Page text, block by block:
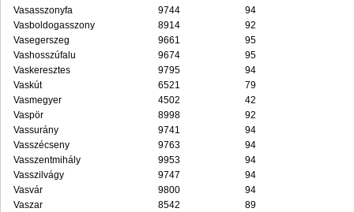
Vasasszonyfa
9744
94
Vasboldogasszony
8914
92
Vasegerszeg
9661
95
Vashosszúfalu
9674
95
Vaskeresztes
9795
94
Vaskút
6521
79
Vasmegyer
4502
42
Vaspör
8998
92
Vassurány
9741
94
Vasszécseny
9763
94
Vasszentmihály
9953
94
Vasszilvágy
9747
94
Vasvár
9800
94
Vaszar
8542
89